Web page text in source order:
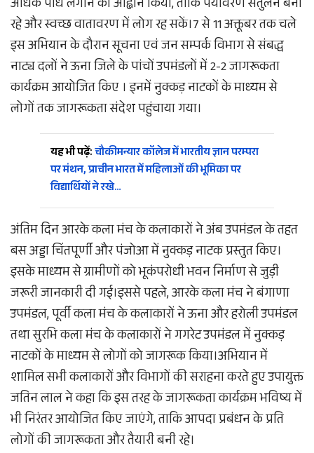
अधिक पौधे लगाने का आह्वान किया, ताकि पर्यावरण संतुलन बना
रहे और स्वच्छ वातावरण में लोग रह सकें।7 से 11 अक्तूबर तक चले
इस अभियान के दौरान सूचना एवं जन सम्पर्क विभाग से संबद्ध
नाट्य दलों ने ऊना जिले के पांचों उपमंडलों में 2-2 जागरूकता
कार्यक्रम आयोजित किए । इनमें नुक्कड़ नाटकों के माध्यम से
लोगों तक जागरूकता संदेश पहुंचाया गया।
यह भी पढ़ें:चौकीमन्यार कॉलेज में भारतीय ज्ञान परम्परा
पर मंथन, प्राचीन भारत में महिलाओं की भूमिका पर
विद्यार्थियों ने रखे…
अंतिम दिन आरके कला मंच के कलाकारों ने अंब उपमंडल के तहत
बस अड्डा चिंतपूर्णी और पंजोआ में नुक्कड़ नाटक प्रस्तुत किए।
इसके माध्यम से ग्रामीणों को भूकंपरोधी भवन निर्माण से जुड़ी
जरूरी जानकारी दी गई।इससे पहले, आरके कला मंच ने बंगाणा
उपमंडल, पूर्वी कला मंच के कलाकारों ने ऊना और हरोली उपमंडल
तथा सुरभि कला मंच के कलाकारों ने गगरेट उपमंडल में नुक्कड़
नाटकों के माध्यम से लोगों को जागरूक किया।अभियान में
शामिल सभी कलाकारों और विभागों की सराहना करते हुए उपायुक्त
जतिन लाल ने कहा कि इस तरह के जागरूकता कार्यक्रम भविष्य में
भी निरंतर आयोजित किए जाएंगे, ताकि आपदा प्रबंधन के प्रति
लोगों की जागरूकता और तैयारी बनी रहे।